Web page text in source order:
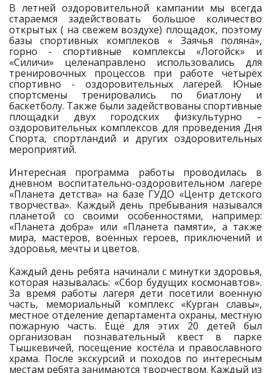
В летней оздоровительной кампании мы всегда
стараемся задействовать большое количество
открытых ( на свежем воздухе) площадок, поэтому
базы спортивных комплеков « Заячья поляна»,
горно - спортивные комплексы «Логойск» и
«Силичи» целенаправлено использовались для
тренировочных процессов при работе четырёх
спортивно - оздоровительных лагерей. Юные
спортсмены тренировались по биатлону и
баскетболу. Также были задействованы спортивные
площадки двух городских физкультурно –
оздоровительных комплексов для проведения Дня
Спорта, спортландий и других оздоровительных
мероприятий.
Интересная программа работы проводилась в
дневном воспитательно-оздоровительном лагере
«Планета детства» на базе ГУДО «Центр детского
творчества». Каждый день пребывания назывался
планетой со своими особенностями, например:
«Планета добра» или «Планета памяти», а также
мира, мастеров, военных героев, приключений и
здоровья, мечты и цветов.
Каждый день ребята начинали с минутки здоровья,
которая называлась: «Сбор будущих космонавтов».
За время работы лагеря дети посетили военную
часть, мемориальный комплекс «Курган славы»,
местное отделение департамента охраны, местную
пожарную часть. Ещё для этих 20 детей был
организован познавательный квест в парке
Тышкевичей, посещение костёла и православного
храма. После экскурсий и походов по интересным
местам ребята занимаются творчеством. Каждый из